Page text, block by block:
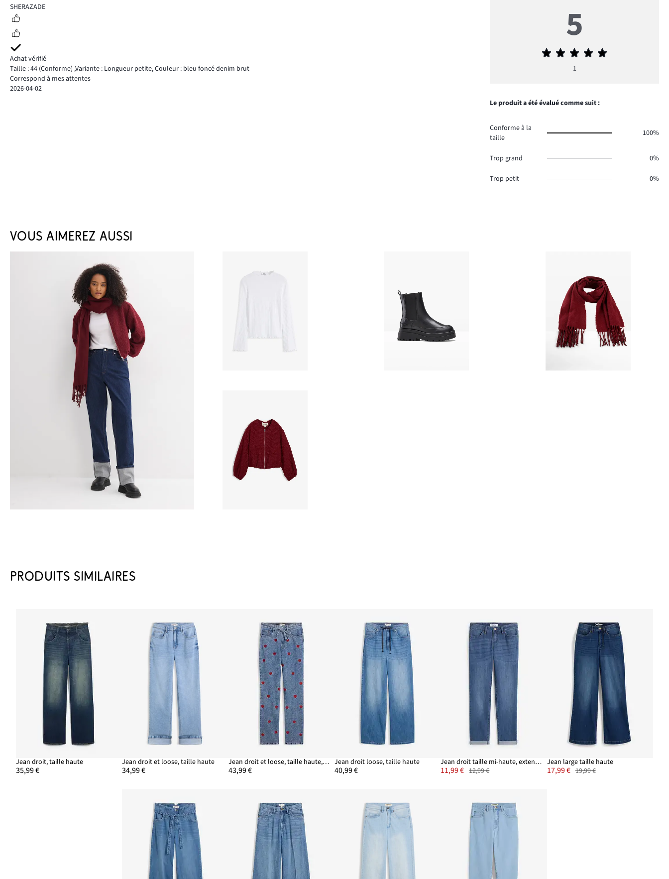
5
SHERAZADE
Achat vérifié
Taille : 44 (Conforme) ,Variante : Longueur petite,Couleur : bleu foncé denim brut
Correspond à mes attentes
2026-04-02
5
Note
5
1
Le produit a été évalué comme suit :
Conforme à la
taille
100%
Trop grand 0%
Trop petit 0%
VOUS AIMEREZ AUSSI
PRODUITS SIMILAIRES
Jean droit, taille haute
35,99 €
Jean droit et loose, taille haute
34,99 €
Jean droit et loose, taille haute, coton
43,99 €
Jean droit loose, taille haute
40,99 €
Jean droit taille mi-haute, extensible
11,99 € 12,99 €
Jean large taille haute
17,99 € 19,99 €